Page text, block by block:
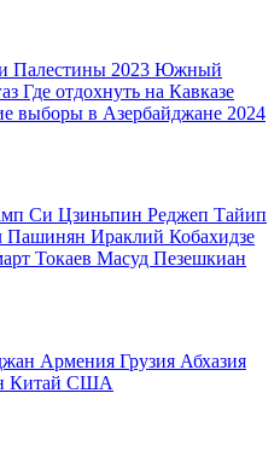
Палестины 2023 Южный
Где отдохнуть на Кавказе
выборы в Азербайджане 2024
Си Цзиньпин Реджеп Тайип
Пашинян Ираклий Кобахидзе
Токаев Масуд Пезешкиан
Армения Грузия Абхазия
Китай США